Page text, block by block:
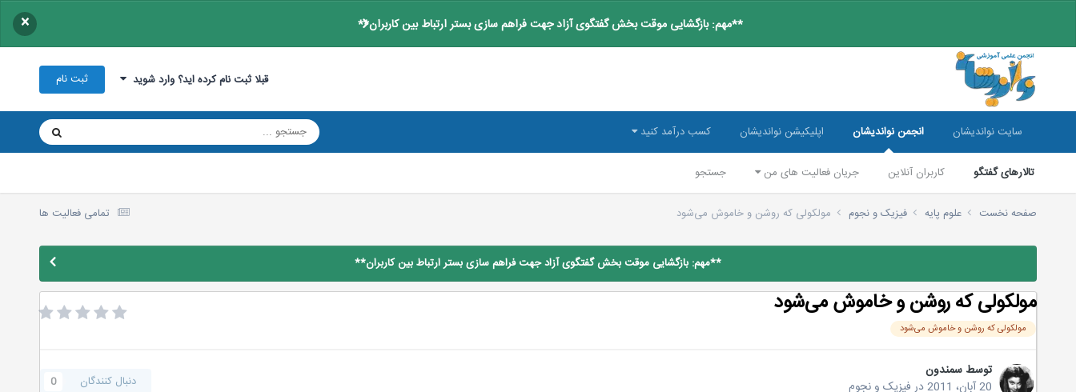
**مهم: بازگشایی موقت بخش گفتگوی آزاد جهت فراهم سازی بستر ارتباط بین کاربران** ×
قبلا ثبت نام کرده اید؟ وارد شوید ثبت نام
سایت نواندیشان انجمن نواندیشان
تالارهای گفتگو کاربران آنلاین جریان فعالیت های من جستجو
اپلیکیشن نواندیشان کسب درآمد کنید
تمامی فعالیت ها صفحه نخست علوم پایه فیزیک و نجوم مولکولی که روشن و خاموش می‌شود
**مهم: بازگشایی موقت بخش گفتگوی آزاد جهت فراهم سازی بستر ارتباط بین کاربران**
مولکولی که روشن و خاموش می‌شود
مولکولی که روشن و خاموش می‌شود
توسط سمندون
20 آبان، 2011
درفیزیک و نجوم دنبال کنندگان 0